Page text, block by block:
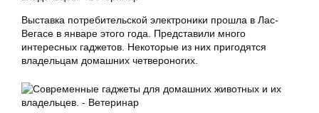
Выставка потребительской электроники прошла в Лас-
Вегасе в январе этого года. Представили много
интересных гаджетов. Некоторые из них пригодятся
владельцам домашних четвероногих.